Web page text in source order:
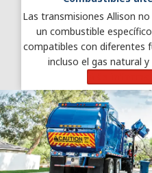
Las transmisiones Allison
un combustible
compatibles con diferentes
incluso el gas natural